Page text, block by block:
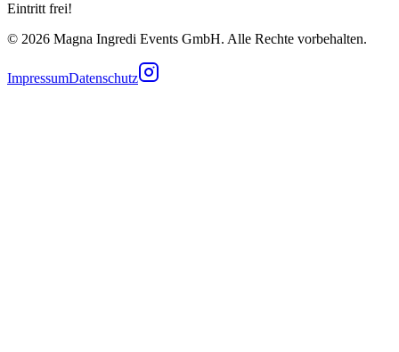
Eintritt frei!
© 2026 Magna Ingredi Events GmbH. Alle Rechte vorbehalten.
ImpressumDatenschutz